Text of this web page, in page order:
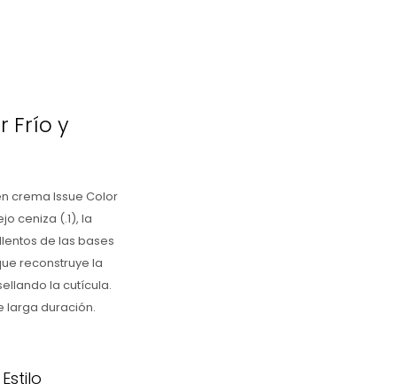
Frío y
crema Issue Color
ceniza (.1), la
de las bases
reconstruye la
la cutícula.
larga duración.